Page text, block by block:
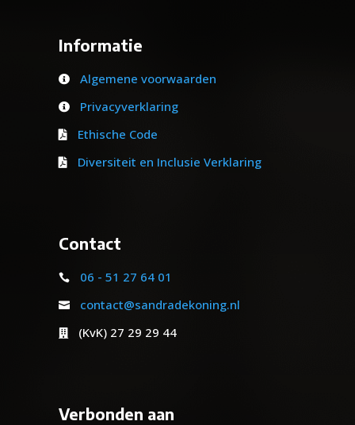
Informatie
 Algemene voorwaarden
 Privacyverklaring
 Ethische Code
 Diversiteit en Inclusie Verklaring
Contact
 06 - 51 27 64 01
 contact@sandradekoning.nl
 (KvK) 27 29 29 44
Verbonden aan